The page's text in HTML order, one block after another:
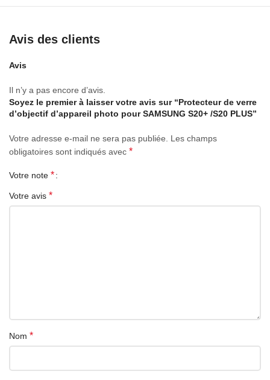
Avis des clients
Avis
Il n’y a pas encore d’avis.
Soyez le premier à laisser votre avis sur “Protecteur de verre
d’objectif d’appareil photo pour SAMSUNG S20+ /S20 PLUS”
Votre adresse e-mail ne sera pas publiée.
Les champs
obligatoires sont indiqués avec *
Votre note *
Votre avis *
Nom *